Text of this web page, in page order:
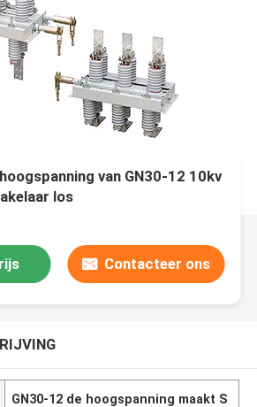
van GN30-12 10kv
los
Contacteer ons
GN30-12 de hoogspanning maakt S